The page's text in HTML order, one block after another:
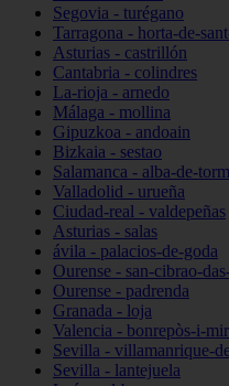
Segovia - turégano
Tarragona - horta-de-
Asturias - castrillón
Cantabria - colindres
La-rioja - arnedo
Málaga - mollina
Gipuzkoa - andoain
Bizkaia - sestao
Salamanca - alba-de-
Valladolid - urueña
Ciudad-real - valdepeñas
Asturias - salas
ávila - palacios-de-goda
Ourense - san-cibrao-
Ourense - padrenda
Granada - loja
Valencia - bonrepòs-i-
Sevilla - villamanrique-
Sevilla - lantejuela